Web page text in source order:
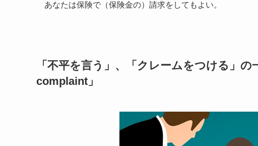
あなたは保険で（保険金の）請求をしてもよい。
「不平を言う」、「クレームをつける」の
complaint 」